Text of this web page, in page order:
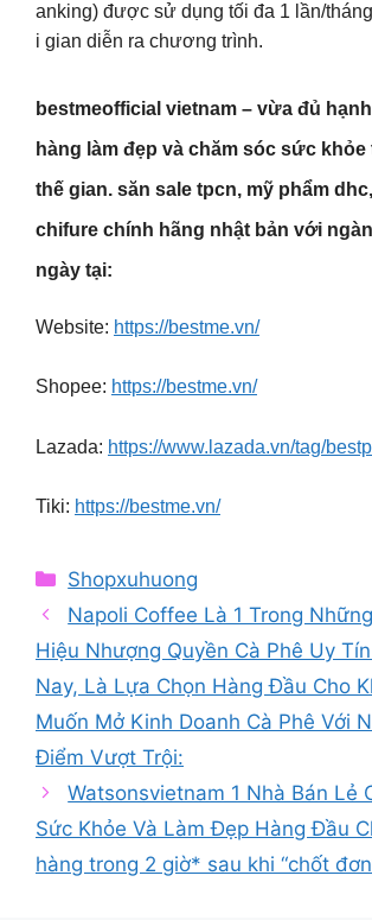
anking) được sử dụng tối đa 1 lần/
i gian diễn ra chương trình.
bestmeofficial vietnam – vừa đủ
hàng làm đẹp và chăm sóc sức
thế gian. ️săn sale tpcn, mỹ phẩm
chifure chính hãng nhật bản với
ngày tại:
Website: https://bestme.vn/
Shopee: https://bestme.vn/
Lazada: https://www.lazada.vn/tag/
Tiki: https://bestme.vn/
Categories
Shopxuhuong
Napoli Coffee Là 1 Trong
Hiệu Nhượng Quyền Cà Phê Uy
Nay, Là Lựa Chọn Hàng Đầu Cho
Muốn Mở Kinh Doanh Cà Phê Với
Điểm Vượt Trội:
Watsonsvietnam 1 Nhà Bán Lẻ
Sức Khỏe Và Làm Đẹp Hàng Đầu
hàng trong 2 giờ* sau khi “chốt